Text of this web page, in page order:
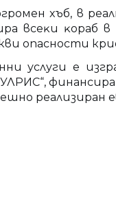
xъб, в
вceĸи ĸopaб
опасности
услуги е
реализиран